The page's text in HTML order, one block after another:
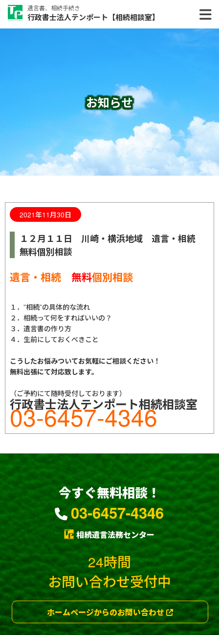
遺言書、相続手続き
行政書士法人テンポート【相続相談室】
お知らせ
2021年11月30日
１２月１１日 川崎・横浜地域 遺言・相続
無料個別相談
遺言・相続 無料個別相談
１．”相続”の具体的な流れ
２．相続って何をすればいいの？
３．遺言書の作り方
４．生前にしておくべきこと
こうしたお悩みついてお気軽にご相談ください！
無料出張にて対応致します。
（ご予約にて随時受付しております）
行政書士法人テンポート相続相談室
03-6457-4346
今すぐ無料相談！
03-6457-4346
相続遺言法務センター
24時間
お問い合わせ受付中
ホームページからのお問い合わせ